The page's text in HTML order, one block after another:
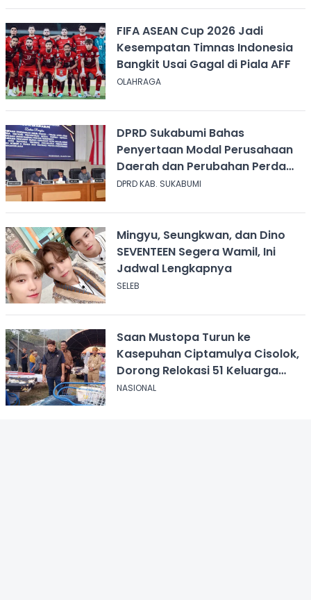
FIFA ASEAN Cup 2026 Jadi
Kesempatan Timnas Indonesia
Bangkit Usai Gagal di Piala AFF
OLAHRAGA
DPRD Sukabumi Bahas
Penyertaan Modal Perusahaan
Daerah dan Perubahan Perda
Ketenagakerjaan
DPRD KAB. SUKABUMI
Mingyu, Seungkwan, dan Dino
SEVENTEEN Segera Wamil, Ini
Jadwal Lengkapnya
SELEB
Saan Mustopa Turun ke
Kasepuhan Ciptamulya Cisolok,
Dorong Relokasi 51 Keluarga
yang Mengungsi
NASIONAL